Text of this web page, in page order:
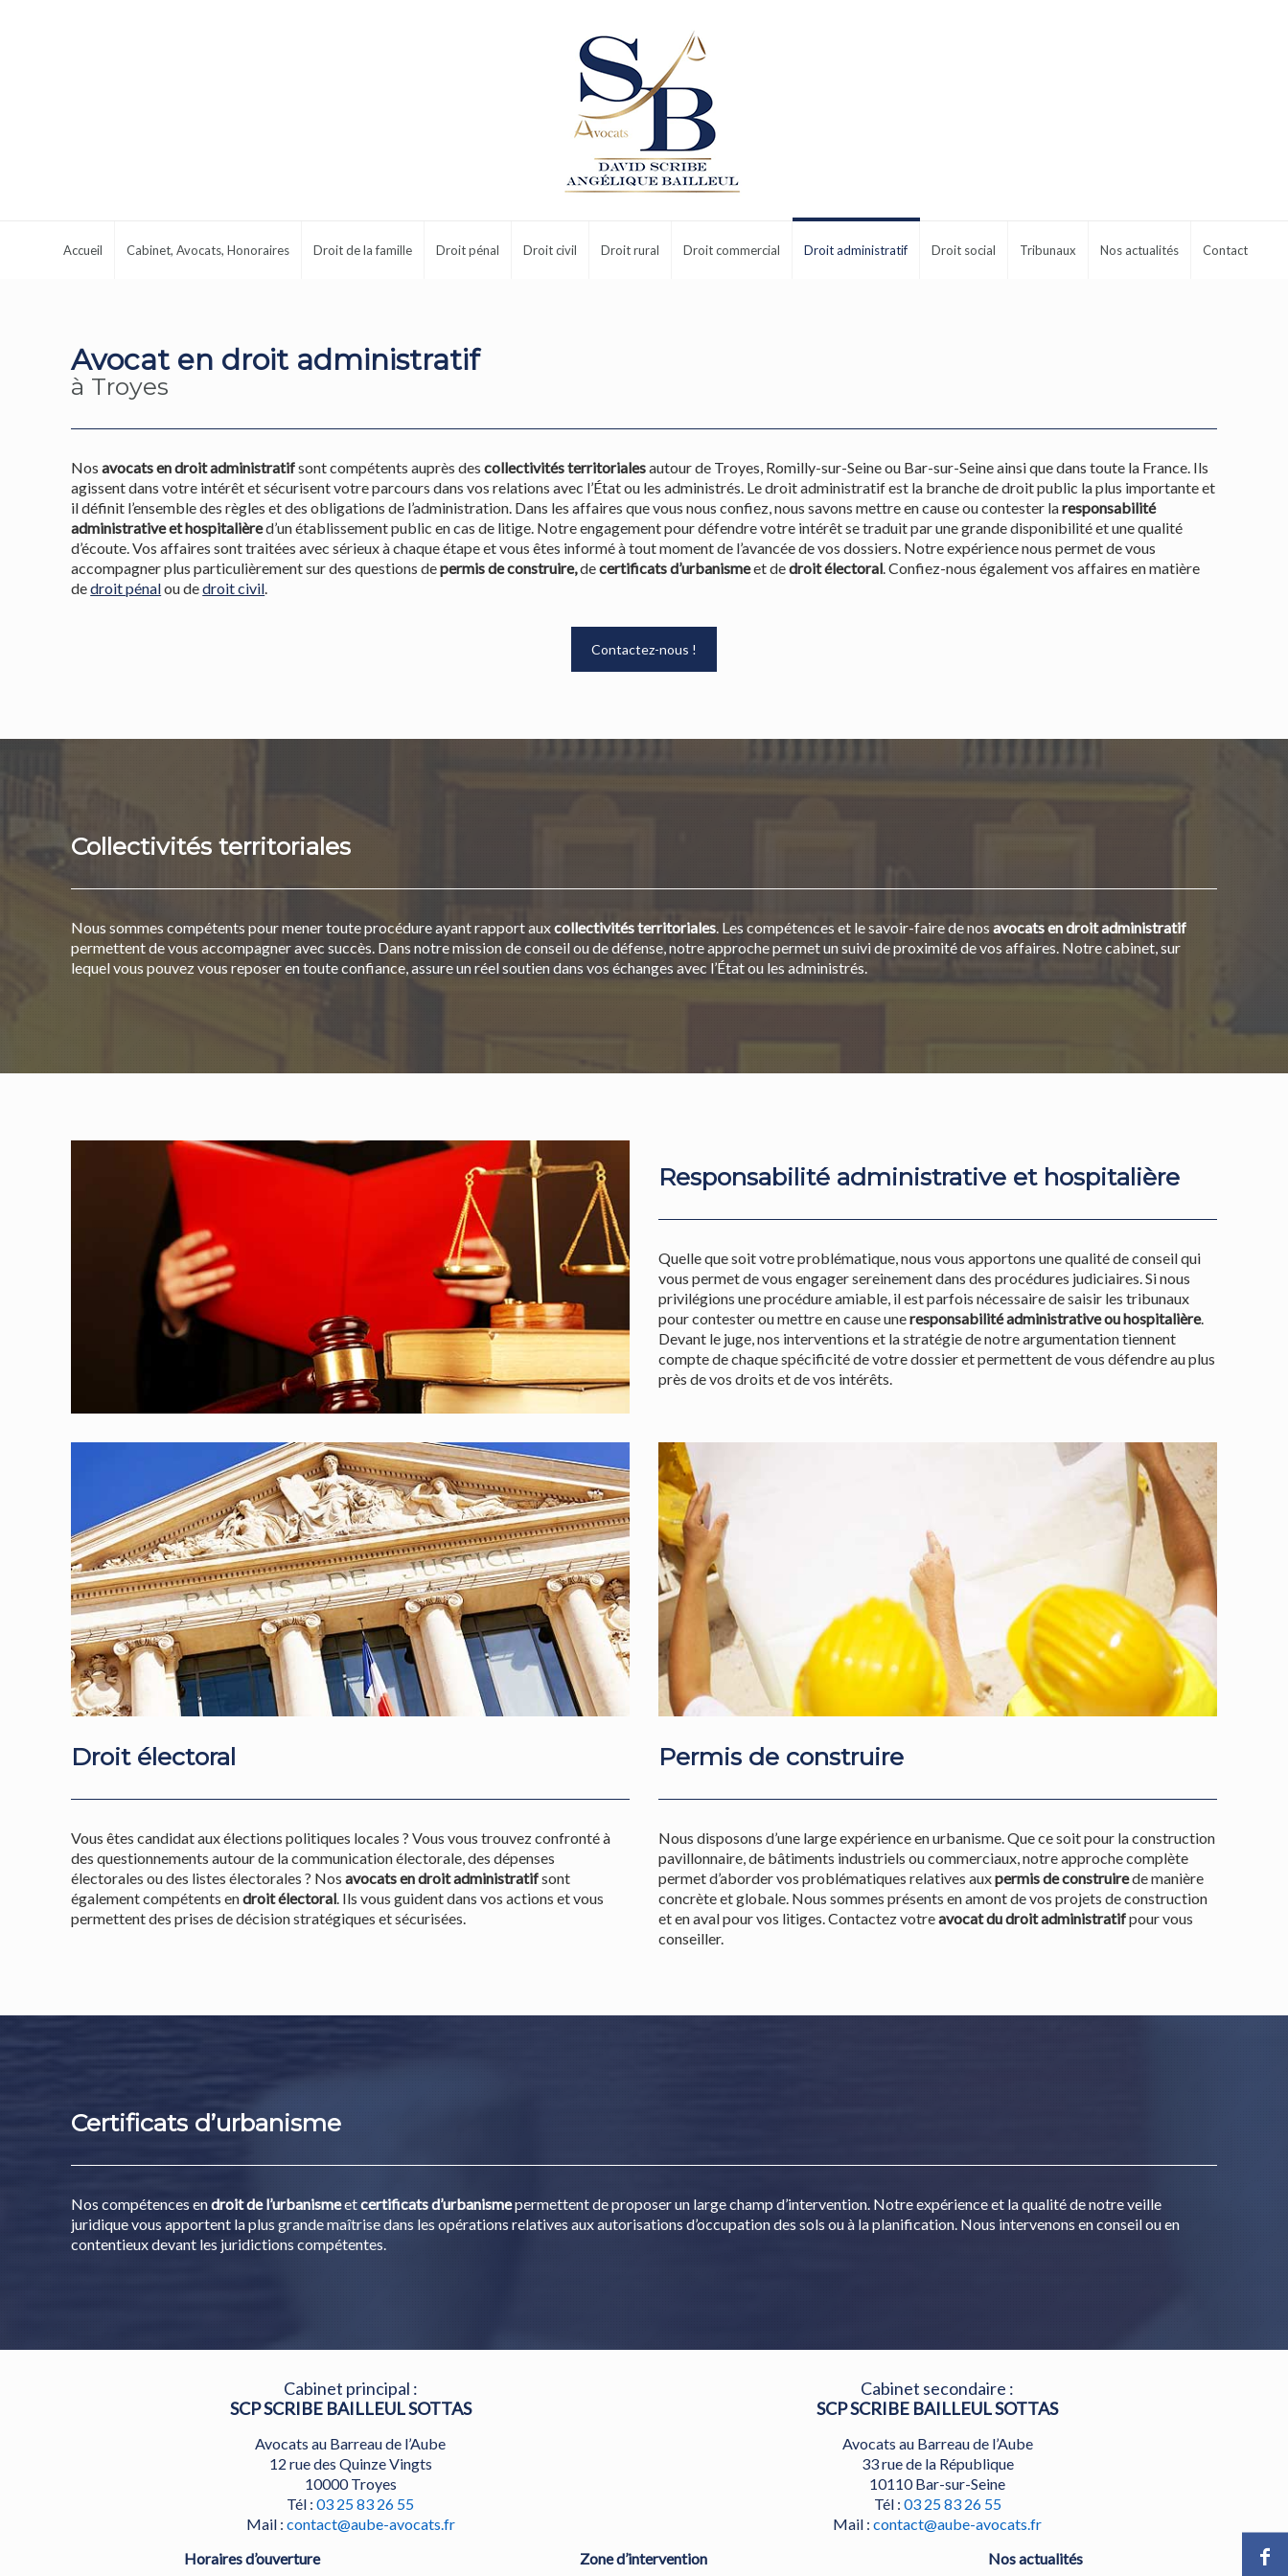
Accueil Cabinet, Avocats, Honoraires Droit de la famille Droit pénal Droit civil Droit rural Droit commercial Droit administratif Droit social Tribunaux Nos actualités Contact
Avocat en droit administratif
à Troyes
Nosavocats en droit administratifsont compétents auprès descollectivités territorialesautour de Troyes, Romilly-sur-Seine ou Bar-sur-Seine ainsi que dans toute la France. Ils
agissent dans votre intérêt et sécurisent votre parcours dans vos relations avec l’État ou les administrés. Le droit administratif est la branche de droit public la plus importante et
il définit l’ensemble des règles et des obligations de l’administration. Dans les affaires que vous nous confiez, nous savons mettre en cause ou contester laresponsabilité
administrative et hospitalièred’un établissement public en cas de litige. Notre engagement pour défendre votre intérêt se traduit par une grande disponibilité et une qualité
d’écoute. Vos affaires sont traitées avec sérieux à chaque étape et vous êtes informé à tout moment de l’avancée de vos dossiers. Notre expérience nous permet de vous
accompagner plus particulièrement sur des questions depermis de construire,decertificats d’urbanismeet dedroit électoral. Confiez-nous également vos affaires en matière
dedroit pénalou dedroit civil.
Contactez-nous !
Collectivités territoriales
Nous sommes compétents pour mener toute procédure ayant rapport auxcollectivités territoriales. Les compétences et le savoir-faire de nosavocats en droit administratif
permettent de vous accompagner avec succès. Dans notre mission de conseil ou de défense, notre approche permet un suivi de proximité de vos affaires. Notre cabinet, sur
lequel vous pouvez vous reposer en toute confiance, assure un réel soutien dans vos échanges avec l’État ou les administrés.
Responsabilité administrative et hospitalière
Quelle que soit votre problématique, nous vous apportons une qualité de conseil qui
vous permet de vous engager sereinement dans des procédures judiciaires. Si nous
privilégions une procédure amiable, il est parfois nécessaire de saisir les tribunaux
pour contester ou mettre en cause uneresponsabilité administrative ou hospitalière.
Devant le juge, nos interventions et la stratégie de notre argumentation tiennent
compte de chaque spécificité de votre dossier et permettent de vous défendre au plus
près de vos droits et de vos intérêts.
Droit électoral
Vous êtes candidat aux élections politiques locales ? Vous vous trouvez confronté à
des questionnements autour de la communication électorale, des dépenses
électorales ou des listes électorales ? Nosavocats en droit administratifsont
également compétents endroit électoral . Ils vous guident dans vos actions et vous
permettent des prises de décision stratégiques et sécurisées.
Permis de construire
Nous disposons d’une large expérience en urbanisme. Que ce soit pour la construction
pavillonnaire, de bâtiments industriels ou commerciaux, notre approche complète
permet d’aborder vos problématiques relatives auxpermis de construirede manière
concrète et globale. Nous sommes présents en amont de vos projets de construction
et en aval pour vos litiges. Contactez votreavocat du droit administratifpour vous
conseiller.
Certificats d’urbanisme
Nos compétences endroit de l’urbanismeetcertificats d’urbanismepermettent de proposer un large champ d’intervention. Notre expérience et la qualité de notre veille
juridique vous apportent la plus grande maîtrise dans les opérations relatives aux autorisations d’occupation des sols ou à la planification. Nous intervenons en conseil ou en
contentieux devant les juridictions compétentes.
Cabinet principal :
SCP SCRIBE BAILLEUL SOTTAS
Avocats au Barreau de l’Aube
12 rue des Quinze Vingts
10000 Troyes
Tél :03 25 83 26 55
Mail : contact@aube-avocats.fr
Cabinet secondaire :
SCP SCRIBE BAILLEUL SOTTAS
Avocats au Barreau de l’Aube
33 rue de la République
10110 Bar-sur-Seine
Tél : 03 25 83 26 55
Mail :contact@aube-avocats.fr
Horaires d’ouverture
Zone d’intervention Nos actualités